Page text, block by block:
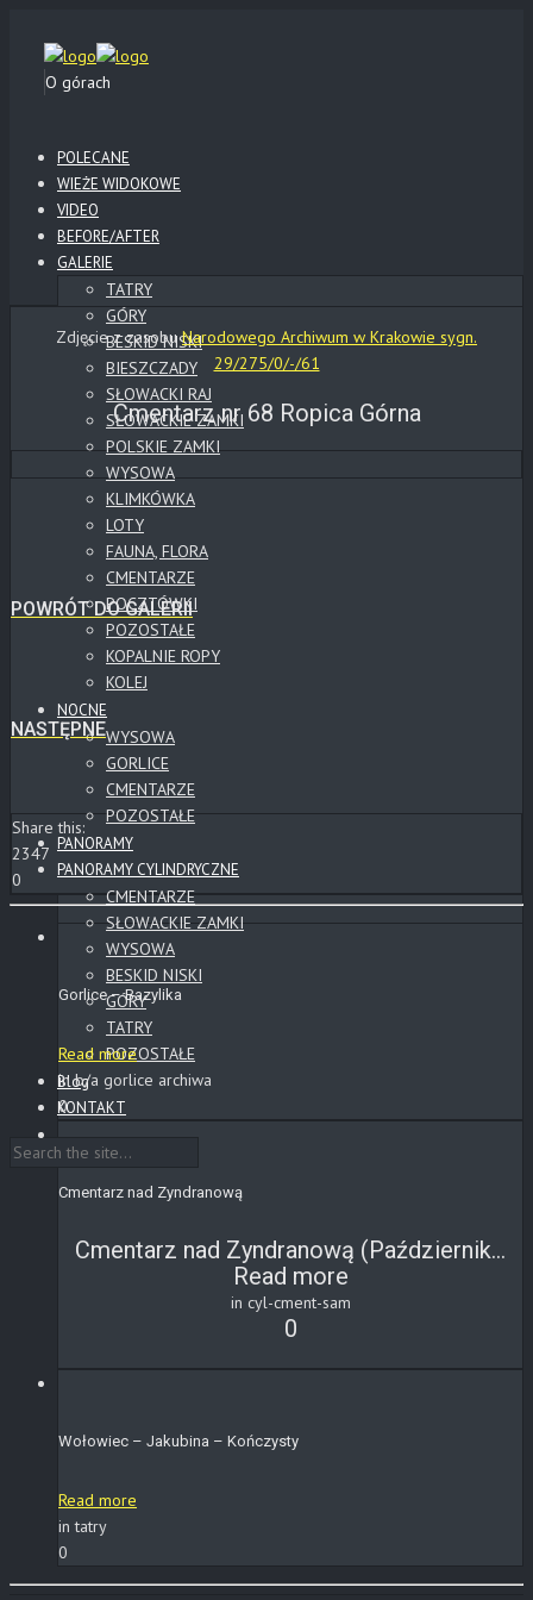
O górach
POLECANE
WIEŻE WIDOKOWE
VIDEO
BEFORE/AFTER
GALERIE
TATRY
GÓRY
BESKID NISKI
BIESZCZADY
SŁOWACKI RAJ
SŁOWACKIE ZAMKI
POLSKIE ZAMKI
WYSOWA
KLIMKÓWKA
LOTY
FAUNA, FLORA
CMENTARZE
POCZTÓWKI
POZOSTAŁE
KOPALNIE ROPY
KOLEJ
NOCNE
WYSOWA
GORLICE
CMENTARZE
POZOSTAŁE
PANORAMY
PANORAMY CYLINDRYCZNE
CMENTARZE
SŁOWACKIE ZAMKI
WYSOWA
BESKID NISKI
GÓRY
TATRY
POZOSTAŁE
Blog
KONTAKT
Zdjęcie z zasobuNarodowego Archiwum w Krakowie sygn.
29/275/0/-/61
Cmentarz nr 68 Ropica Górna
POWRÓT DO GALERII
NASTĘPNE
Share this:
2347
0
Gorlice – Bazylika
Read more
in b/a gorlice archiwa
0
Cmentarz nad Zyndranową
Cmentarz nad Zyndranową (Październik...
Read more
in cyl-cment-sam
0
Wołowiec – Jakubina – Kończysty
Read more
in tatry
0